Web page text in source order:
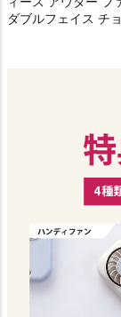
ダブルフェイス チ